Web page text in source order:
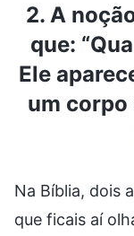
2. A
que:
Ele
um
Na Bíblia, dois
que ficais aí